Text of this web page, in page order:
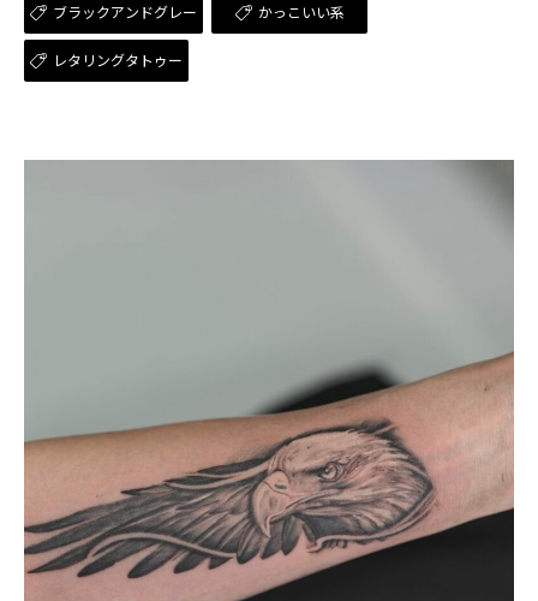
ブラックアンドグレー かっこいい系
レタリングタトゥー